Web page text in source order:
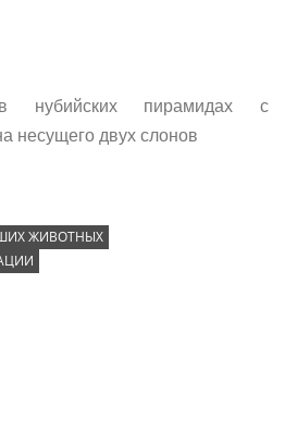
нубийских пирамидах с
несущего двух слонов
ЖИВОТНЫХ